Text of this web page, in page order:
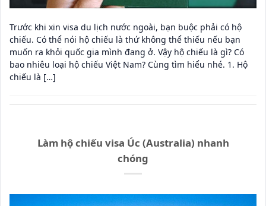
Trước khi xin visa du lịch nước ngoài, bạn buộc phải có hộ
chiếu. Có thể nói hộ chiếu là thứ không thể thiếu nếu bạn
muốn ra khỏi quốc gia mình đang ở. Vậy hộ chiếu là gì? Có
bao nhiêu loại hộ chiếu Việt Nam? Cùng tìm hiểu nhé. 1. Hộ
chiếu là […]
Làm hộ chiếu visa Úc (Australia) nhanh
chóng